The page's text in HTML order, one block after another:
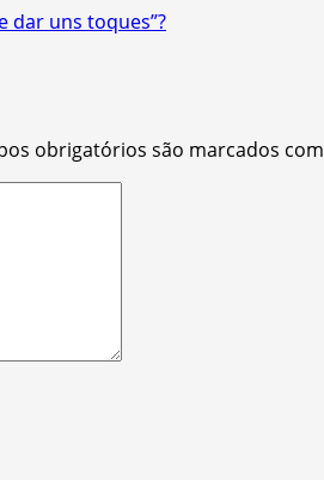
dar uns toques”?
obrigatórios são marcados com